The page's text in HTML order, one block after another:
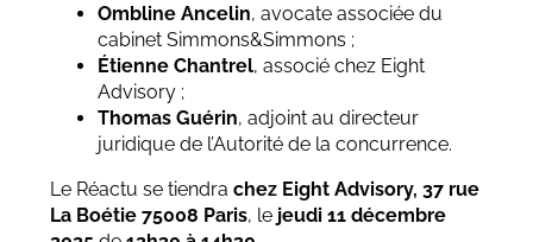
Ombline Ancelin, avocate associée du
cabinet Simmons&Simmons ;
Étienne Chantrel, associé chez Eight
Advisory ;
Thomas Guérin, adjoint au directeur
juridique de l’Autorité de la concurrence.
Le Réactu se tiendra chez Eight Advisory, 37 rue
La Boétie 75008 Paris, lejeudi 11 décembre